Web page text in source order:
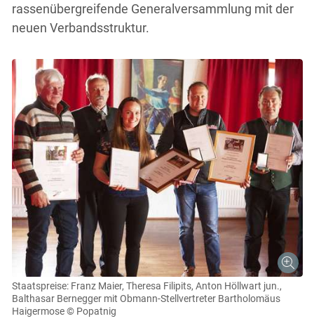
rassenübergreifende Generalversammlung mit der
neuen Verbandsstruktur.
Staatspreise: Franz Maier, Theresa Filipits, Anton Höllwart jun.,
Balthasar Bernegger mit Obmann-Stellvertreter Bartholomäus
Haigermose © Popatnig